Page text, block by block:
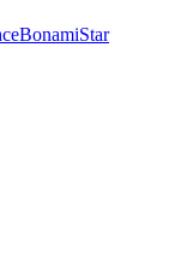
BonamiStar